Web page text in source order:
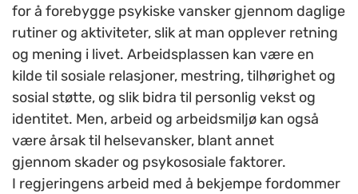
for å forebygge psykiske vansker gjennom daglige
rutiner og aktiviteter, slik at man opplever retning
og mening i livet. Arbeidsplassen kan være en
kilde til sosiale relasjoner, mestring, tilhørighet og
sosial støtte, og slik bidra til personlig vekst og
identitet. Men, arbeid og arbeidsmiljø kan også
være årsak til helsevansker, blant annet
gjennom skader og psykososiale faktorer.
I regjeringens arbeid med å bekjempe fordommer